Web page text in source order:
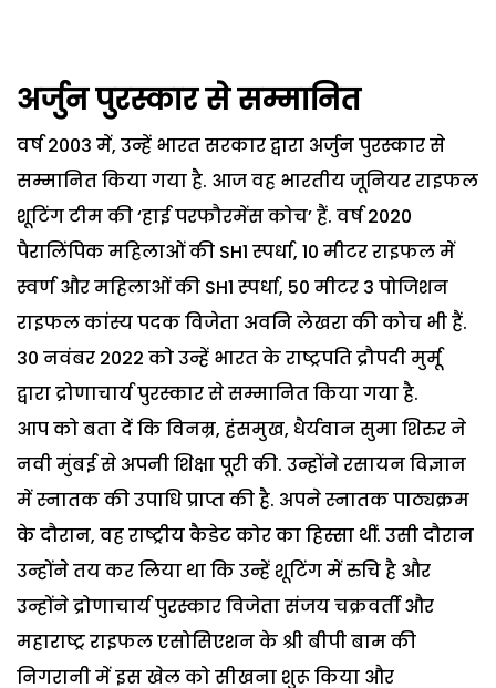
अर्जुन पुरस्कार से सम्मानित
वर्ष 2003 में, उन्हें भारत सरकार द्वारा अर्जुन पुरस्कार से
सम्मानित किया गया है. आज वह भारतीय जूनियर राइफल
शूटिंग टीम की ‘हाई परफौरमेंस कोच’ हैं. वर्ष 2020
पैरालिंपिक महिलाओं की SH1 स्पर्धा, 10 मीटर राइफल में
स्वर्ण और महिलाओं की SH1 स्पर्धा, 50 मीटर 3 पोजिशन
राइफल कांस्य पदक विजेता अवनि लेखरा की कोच भी हैं.
30 नवंबर 2022 को उन्हें भारत के राष्ट्रपति द्रौपदी मुर्मू
द्वारा द्रोणाचार्य पुरस्कार से सम्मानित किया गया है.
आप को बता दें कि विनम्र, हंसमुख, धैर्यवान सुमा शिरुर ने
नवी मुंबई से अपनी शिक्षा पूरी की. उन्होंने रसायन विज्ञान
में स्नातक की उपाधि प्राप्त की है. अपने स्नातक पाठ्यक्रम
के दौरान, वह राष्ट्रीय कैडेट कोर का हिस्सा थीं. उसी दौरान
उन्होंने तय कर लिया था कि उन्हें शूटिंग में रुचि है और
उन्होंने द्रोणाचार्य पुरस्कार विजेता संजय चक्रवर्ती और
महाराष्ट्र राइफल एसोसिएशन के श्री बीपी बाम की
निगरानी में इस खेल को सीखना शुरू किया और